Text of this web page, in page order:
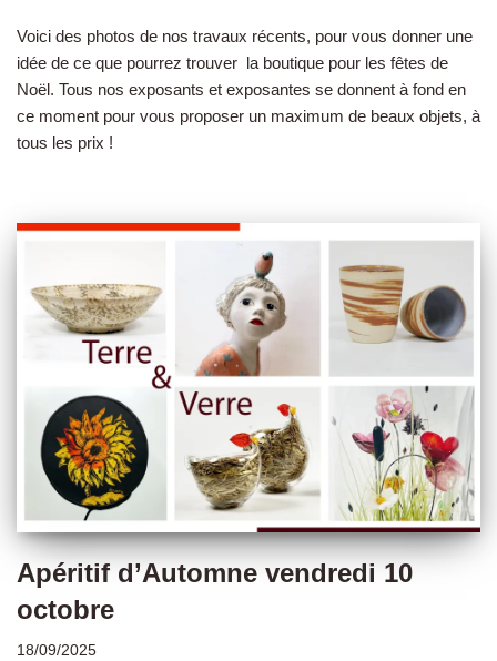
Voici des photos de nos travaux récents, pour vous donner une
idée de ce que pourrez trouver la boutique pour les fêtes de
Noël. Tous nos exposants et exposantes se donnent à fond en
ce moment pour vous proposer un maximum de beaux objets, à
tous les prix !
Apéritif d’Automne vendredi 10
octobre
18/09/2025